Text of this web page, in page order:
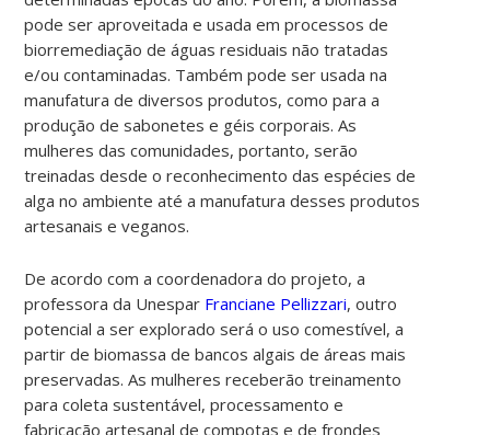
pode ser aproveitada e usada em processos de
biorremediação de águas residuais não tratadas
e/ou contaminadas. Também pode ser usada na
manufatura de diversos produtos, como para a
produção de sabonetes e géis corporais. As
mulheres das comunidades, portanto, serão
treinadas desde o reconhecimento das espécies de
alga no ambiente até a manufatura desses produtos
artesanais e veganos.
De acordo com a coordenadora do projeto, a
professora da Unespar Franciane Pellizzari, outro
potencial a ser explorado será o uso comestível, a
partir de biomassa de bancos algais de áreas mais
preservadas. As mulheres receberão treinamento
para coleta sustentável, processamento e
fabricação artesanal de compotas e de frondes